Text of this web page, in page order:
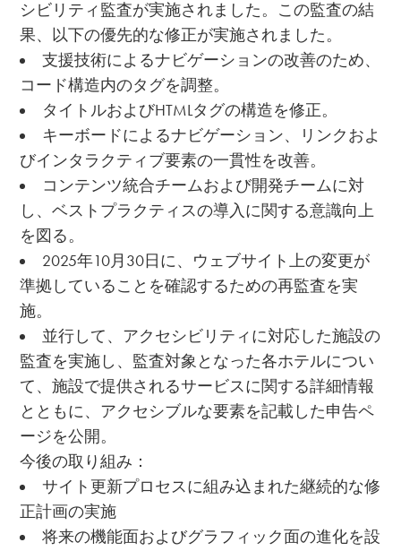
シビリティ監査が実施されました。この監査の結
果、以下の優先的な修正が実施されました。
支援技術によるナビゲーションの改善のため、
コード構造内のタグを調整。
タイトルおよびHTMLタグの構造を修正。
キーボードによるナビゲーション、リンクおよ
びインタラクティブ要素の一貫性を改善。
コンテンツ統合チームおよび開発チームに対
し、ベストプラクティスの導入に関する意識向上
を図る。
2025年10月30日に、ウェブサイト上の変更が
準拠していることを確認するための再監査を実
施。
並行して、アクセシビリティに対応した施設の
監査を実施し、監査対象となった各ホテルについ
て、施設で提供されるサービスに関する詳細情報
とともに、アクセシブルな要素を記載した申告ペ
ージを公開。
今後の取り組み：
サイト更新プロセスに組み込まれた継続的な修
正計画の実施
将来の機能面およびグラフィック面の進化を設